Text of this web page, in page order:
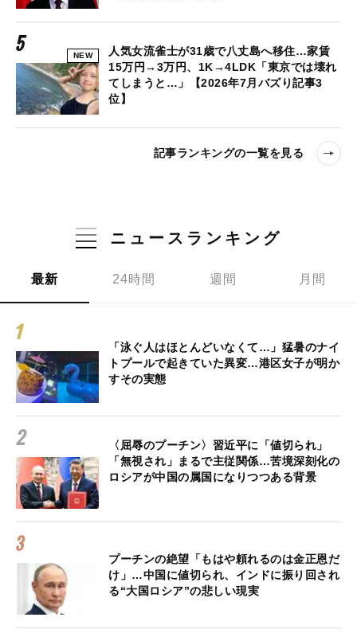
NEW
人気女流雀士が31歳で八丈島へ移住…家賃
15万円→3万円、1K→4LDK「東京では壊れ
てしまうと…」【2026年7月バズり記事3
位】
記事ランキングの一覧を見る
ニュースランキング
最新 24時間 週間 月間
「泳ぐ人はほとんどいなくて…」猛暑のナイ
トプールで起きていた異変…港区女子が明か
すその実態
〈屈辱のプーチン〉習近平に「値切られ」
「無視され」まるで主従関係…苦境深刻化の
ロシアが中国の属国になりつつある背景
プーチンの絶望「もはや頼れるのは金正恩だ
け」…中国に値切られ、インドに振り回され
る“大国ロシア”の悲しい現実